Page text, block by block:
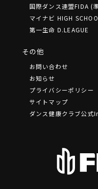
国際ダンス連盟FIDA (
マイナビ HIGH
第一生命 D.LEAGUE
その他
お問い合わせ
お知らせ
プライバシーポリシー
サイトマップ
ダンス健康クラブ公式